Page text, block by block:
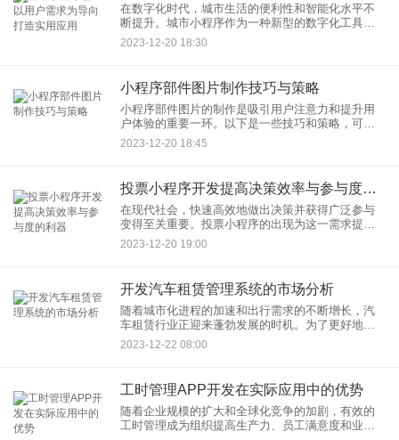
在数字化时代，城市生活的便利性和智能化水平不
断提升。城市小程序作为一种新型的数字化工具，
正逐渐成为人们生活的重要一环。但要成功打造实
用城市小程序，以用户需求为导向是至关重要的。
2023-12-20 18:30
小程序部件图片制作技巧与策略
小程序部件图片的制作是吸引用户注意力和提升用
户体验的重要一环。以下是一些技巧和策略，可用
于有效制作小程序部件图片： 1. 简洁明了： 清晰度
和简洁性：
2023-12-20 18:45
投票小程序开发提高决策效率与参与度的利器
在现代社会，快速高效地做出决策并获得广泛参与
变得至关重要。投票小程序的出现为这一需求提供
了极大的便利，不仅提高了决策效率，同时也激发
了更广泛的参与度。
2023-12-20 19:00
开发汽车租赁管理系统的市场分析
随着城市化进程的加速和出行需求的不断增长，汽
车租赁行业正迎来蓬勃发展的时机。为了更好地满
足市场需求和提高运营效率，许多汽车租赁公司正
在积极探索和引入先进的汽车租赁管理系统。本文
2023-12-22 08:00
工时管理APP开发在实际应用中的优势
随着企业规模的扩大和全球化竞争的加剧，有效的
工时管理成为组织提高生产力、员工满意度和业务